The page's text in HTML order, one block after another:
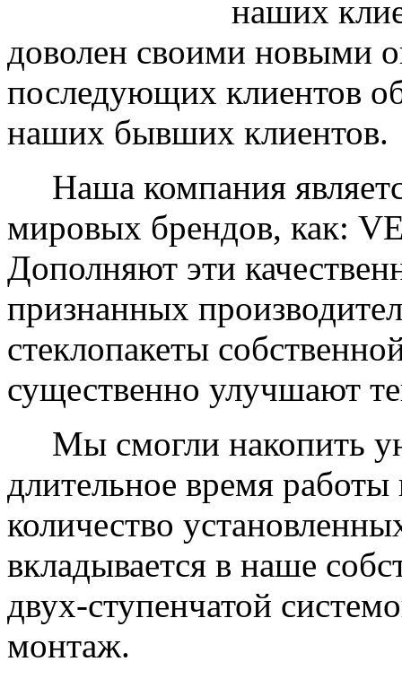
наших
доволен своими новыми
последующих клиентов
наших бывших клиентов.
Наша компания
мировых брендов, как:
Дополняют эти
признанных
стеклопакеты
существенно улучшают
Мы смогли накопить
длительное время
количество
вкладывается в наше
двух-ступенчатой
монтаж.